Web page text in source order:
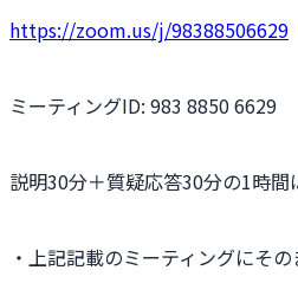
https://zoom.us/j/98388506629
ミーティングID: 983 8850 6629
説明30分＋質疑応答30分の1時間
・上記記載のミーティングにそ